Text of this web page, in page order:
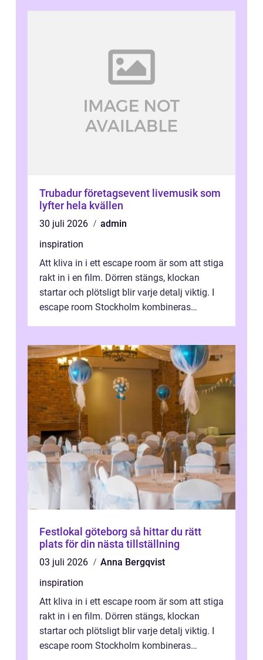
Trubadur företagsevent livemusik som
lyfter hela kvällen
30 juli 2026
admin
inspiration
Att kliva in i ett escape room är som att stiga
rakt in i en film. Dörren stängs, klockan
startar och plötsligt blir varje detalj viktig. I
escape room Stockholm kombineras
Festlokal göteborg så hittar du rätt
plats för din nästa tillställning
03 juli 2026
Anna Bergqvist
inspiration
Att kliva in i ett escape room är som att stiga
rakt in i en film. Dörren stängs, klockan
startar och plötsligt blir varje detalj viktig. I
escape room Stockholm kombineras